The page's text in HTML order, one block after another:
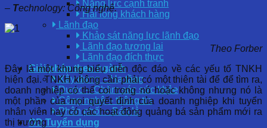
Năng lực cạnh tranh
Hài lòng khách hàng
Lãnh đạo
Khảo sát năng lực lãnh đạo
Lãnh đạo tương lai
Lãnh đạo đích thực
Giải pháp theo ngành
Xây dựng – Hạ tầng
Dược – Chăm sóc sức khỏe
Công nghệ – thông tin
Phân phối – Bán lẻ
OD Tuyển dụng
– Technology: Công nghệ.
Theo Forber
Đây là một khung biểu diễn độc đáo về các yếu tố TNKH
hiện đại. TNKH không cần phải có một thiên tài để để tìm ra,
doanh nghiệp có thể coi trọng nó hoặc không nhưng nó là
một phần của mọi quyết định của doanh nghiệp khi tuyển
nhân viên hay có các hoạt động quảng bá sản phẩm mới ra
thị trường